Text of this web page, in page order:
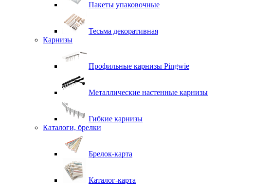
Пакеты упаковочные
Тесьма декоративная
Карнизы
Профильные карнизы Pingwie
Металлические настенные карнизы
Гибкие карнизы
Каталоги, брелки
Брелок-карта
Каталог-карта